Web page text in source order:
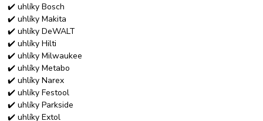
✔️ uhlíky Bosch
✔️ uhlíky Makita
✔️ uhlíky DeWALT
✔️ uhlíky Hilti
✔️ uhlíky Milwaukee
✔️ uhlíky Metabo
✔️ uhlíky Narex
✔️ uhlíky Festool
✔️ uhlíky Parkside
✔️ uhlíky Extol